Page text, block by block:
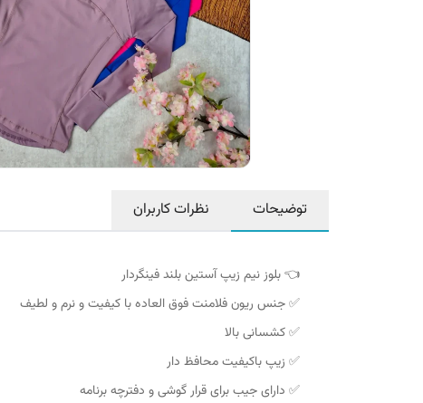
توضیحات نظرات کاربران
👈 بلوز نیم زیپ آستین بلند فینگردار
✅ جنس ریون فلامنت فوق العاده با کیفیت و نرم و لطیف
✅ کشسانی بالا
✅ زیپ باکیفیت محافظ دار
✅ دارای جیب برای قرار گوشی و دفترچه برنامه